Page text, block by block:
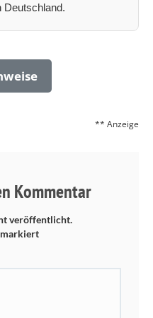
Deutschland.
** Anzeige
Kommentar
veröffentlicht.
markiert